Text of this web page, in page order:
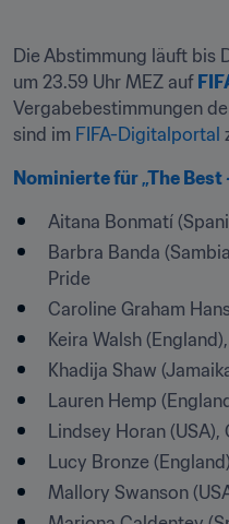
Die Abstimmung läuft bis
um 23.59 Uhr MEZ auf
Vergabebestimmungen
sind im FIFA-Digitalportal
Nominierte für „The
Aitana Bonmatí
Barbra Banda
Pride
Caroline Graham
Keira Walsh
Khadija Shaw
Lauren Hemp
Lindsey Horan
Lucy Bronze
Mallory Swanson